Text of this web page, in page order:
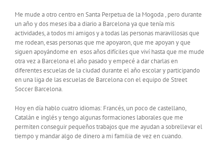
Me mude a otro centro en Santa Perpetua de la Mogoda , pero durante
un año y dos meses iba a diario a Barcelona ya que tenía mis
actividades, a todos mi amigos y a todas las personas maravillosas que
me rodean, esas personas que me apoyaron, que me apoyan y que
siguen apoyándome en esos años difíciles que viví hasta que me mude
otra vez a Barcelona el año pasado y empecé a dar charlas en
diferentes escuelas de la ciudad durante el año escolar y participando
en una liga de las escuelas de Barcelona con el equipo de Street
Soccer Barcelona.
Hoy en día hablo cuatro idiomas: Francés, un poco de castellano,
Catalán e inglés y tengo algunas formaciones laborales que me
permiten conseguir pequeños trabajos que me ayudan a sobrellevar el
tiempo y mandar algo de dinero a mi familia de vez en cuando.